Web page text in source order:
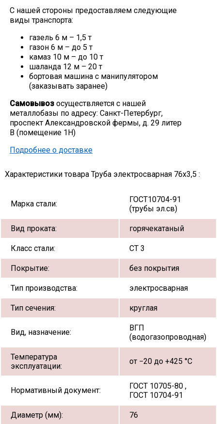
С нашей стороны предоставляем следующие
виды транспорта:
газель 6 м – 1,5 т
газон 6 м – до 5 т
камаз 10 м – до 10 т
шаланда 12 м – 20 т
бортовая машина с манипулятором
(заказывать заранее)
Самовывоз осуществляется с нашей
металлобазы по адресу: Санкт-Петербург,
проспект Александровской фермы, д. 29 литер
В (помещение 1Н)
Подробнее о доставке
Характеристики товара Труба электросварная 76х3,5 :
Марка стали:
ГОСТ10704-91
(трубы эл.св)
Вид проката: горячекатаный
Класс стали: СТ 3
Покрытие: без покрытия
Тип производства: электросварная
Тип сечения: круглая
Вид, назначение:
ВГП
(водогазопроводная)
Температура
эксплуатации:
от −20 до +425 °С
Нормативный документ:
ГОСТ 10705-80 ,
ГОСТ 10704-91
Диаметр (мм): 76